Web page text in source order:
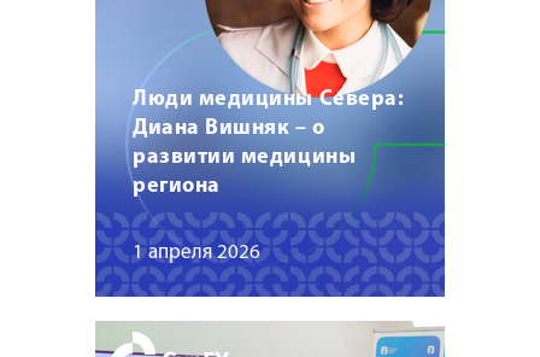
Люди медицины Севера:
Диана Вишняк – о
развитии медицины
региона
1 апреля 2026